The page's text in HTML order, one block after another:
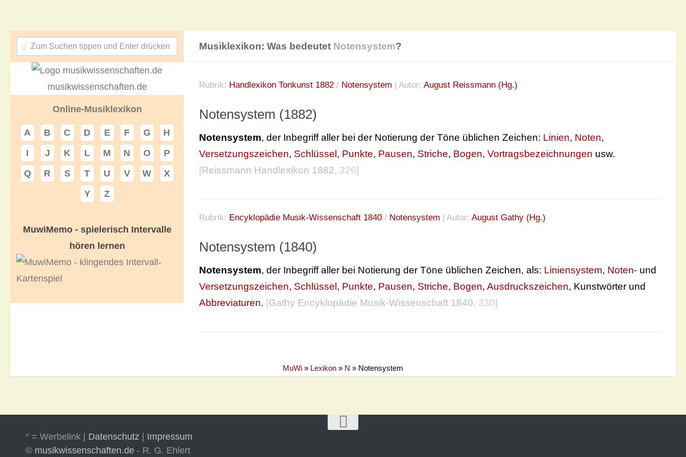
Musiklexikon: Was bedeutet Notensystem?
Rubrik: Handlexikon Tonkunst 1882 / Notensystem | Autor: August Reissmann (Hg.)
Notensystem (1882)
Notensystem, der Inbegriff aller bei der Notierung der Töne üblichen Zeichen: Linien, Noten,
Versetzungszeichen, Schlüssel, Punkte, Pausen, Striche, Bogen, Vortragsbezeichnungen usw.
[Reissmann Handlexikon 1882, 326]
Rubrik: Encyklopädie Musik-Wissenschaft 1840 / Notensystem | Autor: August Gathy (Hg.)
Notensystem (1840)
Notensystem, der Inbegriff aller bei Notierung der Töne üblichen Zeichen, als: Liniensystem, Noten- und
Versetzungszeichen, Schlüssel, Punkte, Pausen, Striche, Bogen, Ausdruckszeichen, Kunstwörter und
Abbreviaturen. [Gathy Encyklopädie Musik-Wissenschaft 1840, 330]
musikwissenschaften.de
Online-Musiklexikon
A B C D E F G
H
I
J K L M N O
P
Q
R S T U V W
X
Y
Z
MuwiMemo - spielerisch Intervalle
hören lernen
MuWi » Lexikon » N » Notensystem
° = Werbelink | Datenschutz
Impressum
© musikwissenschaften.de - R. G. Ehlert